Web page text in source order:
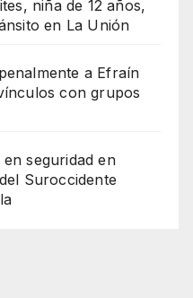
niña de 12 años,
en La Unión
a Efraín
con grupos
seguridad en
Suroccidente